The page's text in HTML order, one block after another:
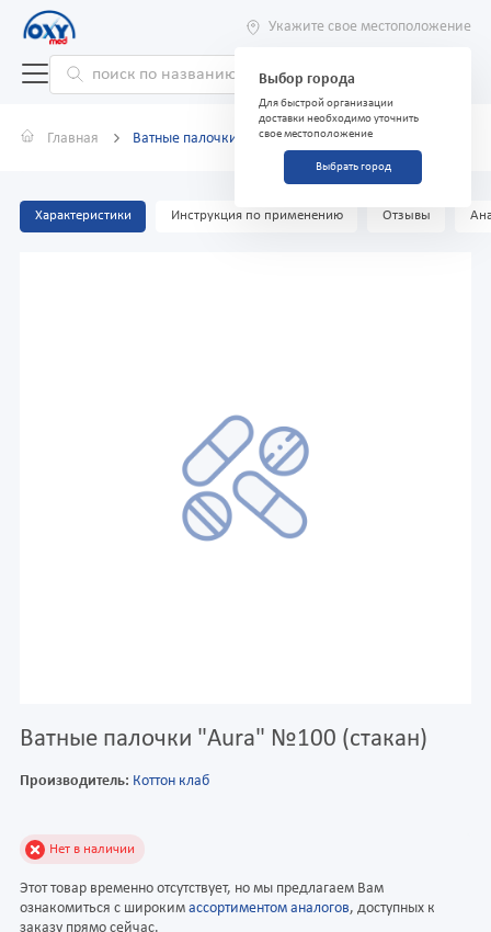
Укажите свое местоположение
Выбор города
Для быстрой организации
доставки необходимо уточнить
свое местоположение
Выбрать город
Главная Ватные палочки "Aura" №100 (стакан)
Характеристики Инструкция по применению Отзывы
Ватные палочки "Aura" №100 (стакан)
Производитель: Коттон клаб
Нет в наличии
Этот товар временно отсутствует, но мы предлагаем Вам
ознакомиться с широким ассортиментом аналогов, доступных к
заказу прямо сейчас.